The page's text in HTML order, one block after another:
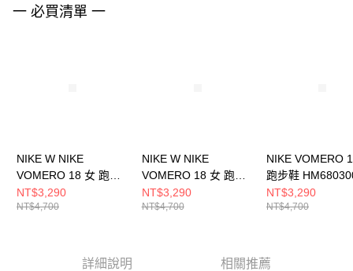
３．未成年的使用者請事先徵得法定代理人或監護人之同意方可使用
「AFTEE先享後付」，若未經同意申辦者引起之損失，本公司不負相關責
一 必買清單 一
NIKE W NIKE
VOMERO 18 女 跑步
鞋 HM6804110
NT$3,290
NT$4,700
NIKE W NIKE
VOMERO 18 女 跑步
鞋 HM6804800
NT$3,290
NT$4,700
NIKE VOMERO
跑步鞋
NT$3,290
NT$4,700
詳細說明 相關推薦